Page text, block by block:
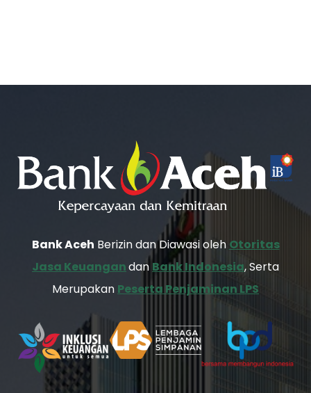
Bank Aceh Berizin dan Diawasi oleh Otoritas
Jasa Keuangandan Bank Indonesia, Serta
Merupakan Peserta Penjaminan LPS